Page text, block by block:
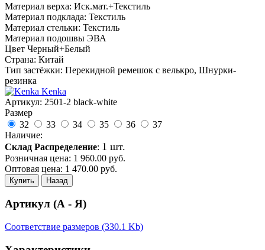
Материал верха: Иск.мат.+Текстиль
Материал подклада: Текстиль
Материал стельки: Текстиль
Материал подошвы ЭВА
Цвет Черный+Белый
Страна: Китай
Тип застёжки: Перекидной ремешок с велькро, Шнурки-
резинка
Kenka
Артикул: 2501-2 black-white
Размер
32
33 34 35 36
37
Наличие:
Склад Распределение: 1 шт.
Розничная цена: 1 960.00 руб.
Оптовая цена: 1 470.00 руб.
Купить Назад
Артикул (А - Я)
Соответствие размеров (330.1 Kb)